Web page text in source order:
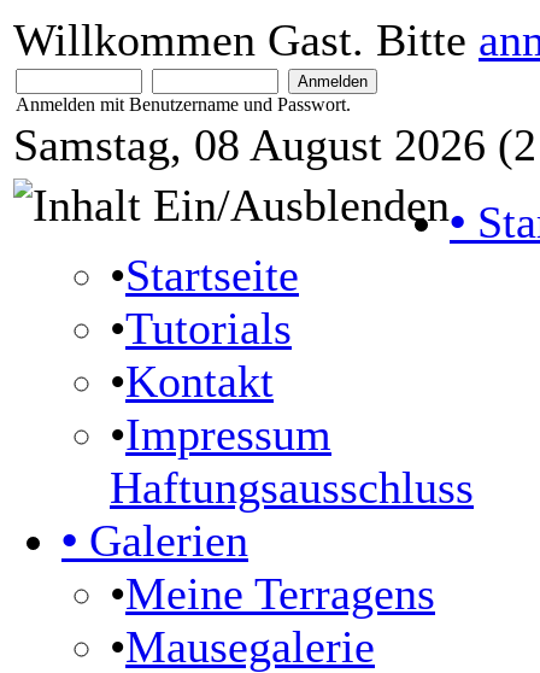
Willkommen Gast. Bitte
Anmelden mit Benutzername und Passwort.
Samstag, 08 August 2026
•
•Startseite
•Tutorials
•Kontakt
•Impressum
Haftungsausschluss
• Galerien
•Meine Terragens
•Mausegalerie